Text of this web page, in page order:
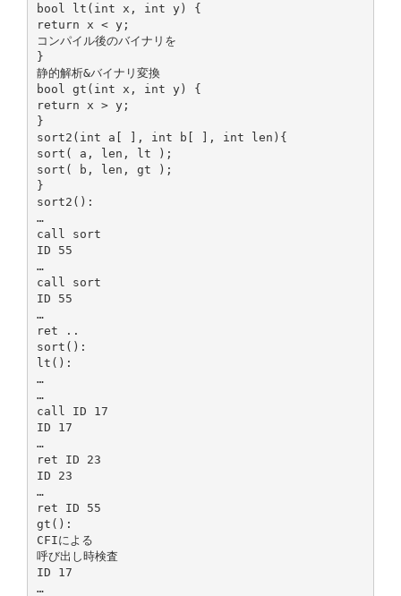
bool lt(int x, int y) {
return x < y;
コンパイル後のバイナリを
}
静的解析&バイナリ変換
bool gt(int x, int y) {
return x > y;
}
sort2(int a[ ], int b[ ], int len){
sort( a, len, lt );
sort( b, len, gt );
}
sort2():
…
call sort
ID 55
…
call sort
ID 55
…
ret ..
sort():
lt():
…
…
call ID 17
ID 17
…
ret ID 23
ID 23
…
ret ID 55
gt():
CFIによる
呼び出し時検査
ID 17
…